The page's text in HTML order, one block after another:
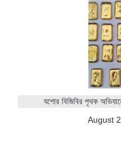
যশোর বিজিবির পৃথক
August